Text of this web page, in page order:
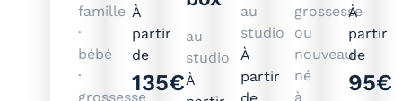
famille
·
bébé
·
grossesse
À
partir
de
135€
au
studio
À
au
studio
À
partir
de
grossesse
ou
nouveau-
né
à
À
partir
de
95€